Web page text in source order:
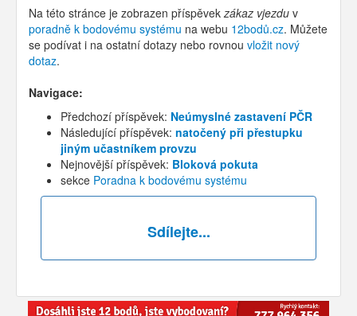
Na této stránce je zobrazen příspěvek zákaz vjezdu v
poradně k bodovému systému na webu 12bodů.cz. Můžete
se podívat i na ostatní dotazy nebo rovnou vložit nový
dotaz.
Navigace:
Předchozí příspěvek: Neúmyslné zastavení PČR
Následující příspěvek: natočený při přestupku
jiným učastníkem provzu
Nejnovější příspěvek: Bloková pokuta
sekce Poradna k bodovému systému
Sdílejte...